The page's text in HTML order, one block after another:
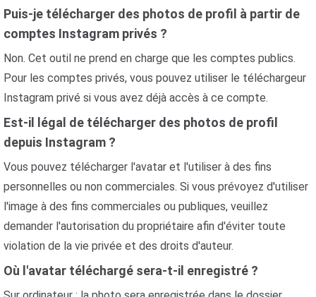
Puis-je télécharger des photos de profil à partir de
comptes Instagram privés ?
Non. Cet outil ne prend en charge que les comptes publics.
Pour les comptes privés, vous pouvez utiliser le téléchargeur
Instagram privé si vous avez déjà accès à ce compte.
Est-il légal de télécharger des photos de profil
depuis Instagram ?
Vous pouvez télécharger l'avatar et l'utiliser à des fins
personnelles ou non commerciales. Si vous prévoyez d'utiliser
l'image à des fins commerciales ou publiques, veuillez
demander l'autorisation du propriétaire afin d'éviter toute
violation de la vie privée et des droits d'auteur.
Où l'avatar téléchargé sera-t-il enregistré ?